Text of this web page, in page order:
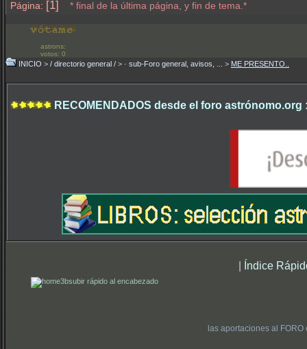
Página: [1] * final de la última página, y fin de tema.*
astrons:
votos: 0
INICIO > / directorio general / > · sub-Foro general, avisos, ... > ME PRESENTO..
RECOMENDADOS desde el foro astrónomo.org
| Índice
subir rápido al encabezado
las aportaciones al